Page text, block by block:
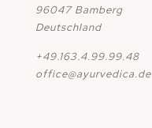
96047 Bamberg
Deutschland
+49.163.4.99.99.48
office@ayurvedica.de